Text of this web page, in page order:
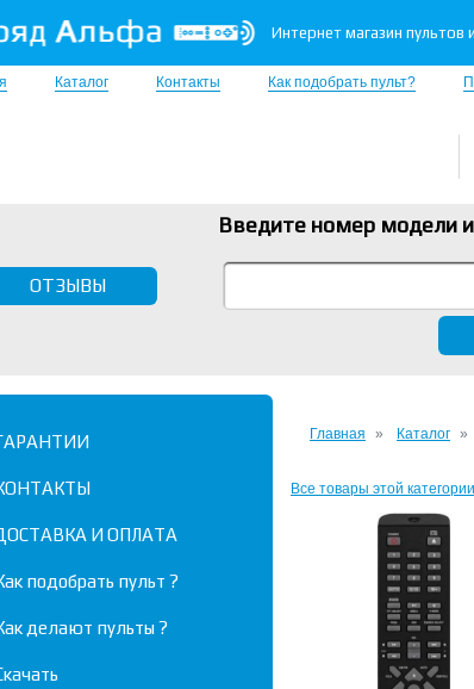
Интернет магазин пультов
Каталог Контакты Как подобрать пульт?
Введите номер модели
ОТЗЫВЫ
Главная Каталог
Все товары этой категории
И ОПЛАТА
подобрать пульт ?
делают пульты ?